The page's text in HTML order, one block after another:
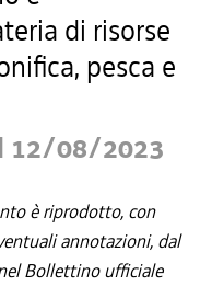
di risorse
pesca e
12/08/2023
è riprodotto, con
annotazioni, dal
Bollettino ufficiale